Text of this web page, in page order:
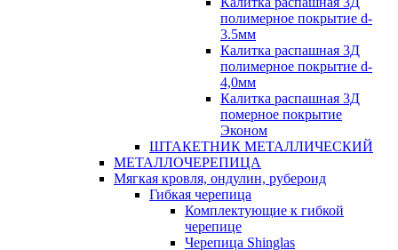
полимерное покрытие d-
3.5мм
Калитка распашная 3Д
полимерное покрытие d-
4,0мм
Калитка распашная 3Д
померное покрытие
Эконом
ШТАКЕТНИК МЕТАЛЛИЧЕСКИЙ
МЕТАЛЛОЧЕРЕПИЦА
Мягкая кровля, ондулин, рубероид
Гибкая черепица
Комплектующие к гибкой
черепице
Черепица Shinglas